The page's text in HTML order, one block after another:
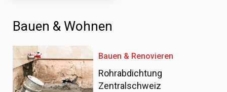
Bauen & Wohnen
Bauen & Renovieren
Rohrabdichtung
Zentralschweiz